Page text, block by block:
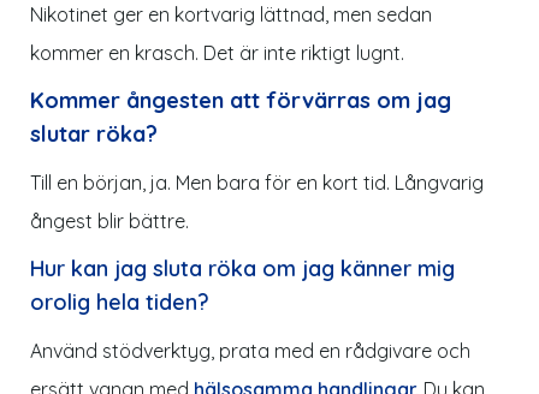
Nikotinet ger en kortvarig lättnad, men sedan
kommer en krasch. Det är inte riktigt lugnt.
Kommer ångesten att förvärras om jag
slutar röka?
Till en början, ja. Men bara för en kort tid. Långvarig
ångest blir bättre.
Hur kan jag sluta röka om jag känner mig
orolig hela tiden?
Använd stödverktyg, prata med en rådgivare och
ersätt vanan med hälsosamma handlingar. Du kan